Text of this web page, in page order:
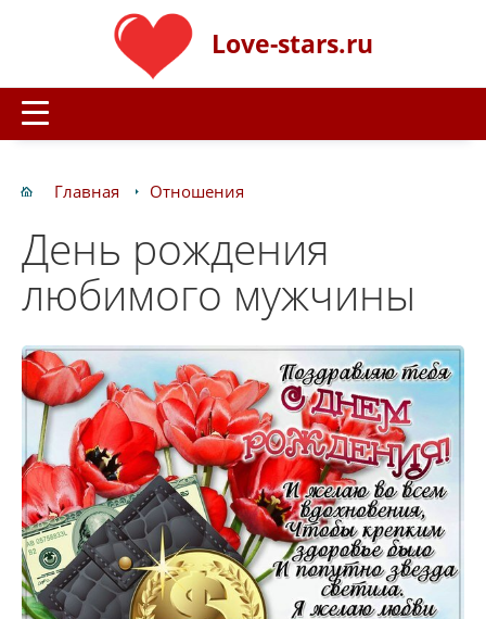
Love-stars.ru
Главная Отношения
День рождения
любимого мужчины